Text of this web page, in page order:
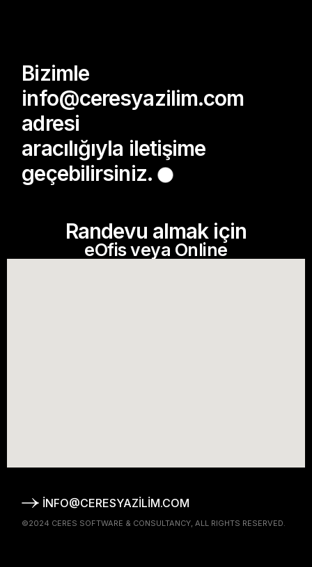
Bizimle
info@ceresyazilim.com
adresi
aracılığıyla iletişime
geçebilirsiniz.
Randevu almak için
eOfis veya Online
INFO@CERESYAZILIM.COM
©2024 CERES SOFTWARE & CONSULTANCY, ALL RIGHTS RESERVED.